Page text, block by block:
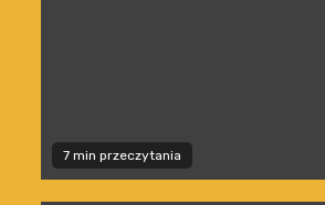
7 min przeczytania